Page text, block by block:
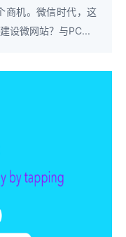
商机。微信时代，这
设微网站？与PC...